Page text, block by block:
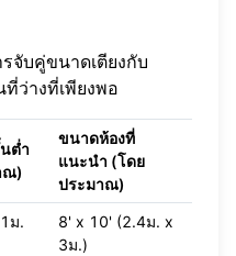
จับคู่ขนาดเตียงกับ
ว่างที่เพียงพอ
ต่ำ
ณ)
ขนาดห้องที่
แนะนำ (โดย
ประมาณ)
ม.
8' x 10' (2.4ม. x
3ม.)